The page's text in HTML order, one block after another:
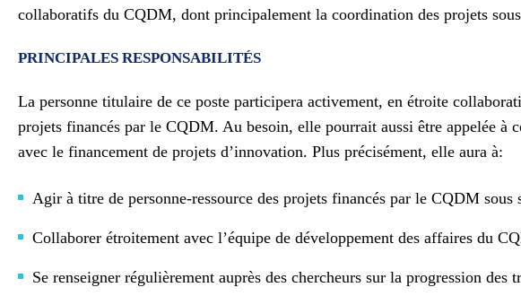
collaboratifs du CQDM, dont principalement la coordination des projets
PRINCIPALES RESPONSABILITÉS
La personne titulaire de ce poste participera activement, en étroite
projets financés par le CQDM. Au besoin, elle pourrait aussi être appelée à
avec le financement de projets d’innovation. Plus précisément, elle aura à:
Agir à titre de personne-ressource des projets financés par le CQDM sous
Collaborer étroitement avec l’équipe de développement des affaires du
Se renseigner régulièrement auprès des chercheurs sur la progression